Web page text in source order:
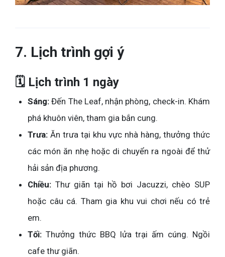
7. Lịch trình gợi ý
🗓 Lịch trình 1 ngày
Sáng: Đến The Leaf, nhận phòng, check-in. Khám
phá khuôn viên, tham gia bắn cung.
Trưa: Ăn trưa tại khu vực nhà hàng, thưởng thức
các món ăn nhẹ hoặc di chuyển ra ngoài để thử
hải sản địa phương.
Chiều: Thư giãn tại hồ bơi Jacuzzi, chèo SUP
hoặc câu cá. Tham gia khu vui chơi nếu có trẻ
em.
Tối: Thưởng thức BBQ lửa trại ấm cúng. Ngồi
cafe thư giãn.